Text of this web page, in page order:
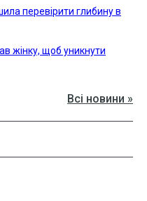
перевірити глибину в
жінку, щоб уникнути
Всі новини »